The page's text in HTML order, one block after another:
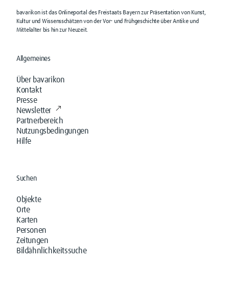
bavarikon ist das Onlineportal des Freistaats Bayern zur Präsentation von Kunst,
Kultur und Wissensschätzen von der Vor- und Frühgeschichte über Antike und
Mittelalter bis hin zur Neuzeit.
Allgemeines
Über bavarikon
Kontakt
Presse
Newsletter
Partnerbereich
Nutzungsbedingungen
Hilfe
Suchen
Objekte
Orte
Karten
Personen
Zeitungen
Bildähnlichkeitssuche